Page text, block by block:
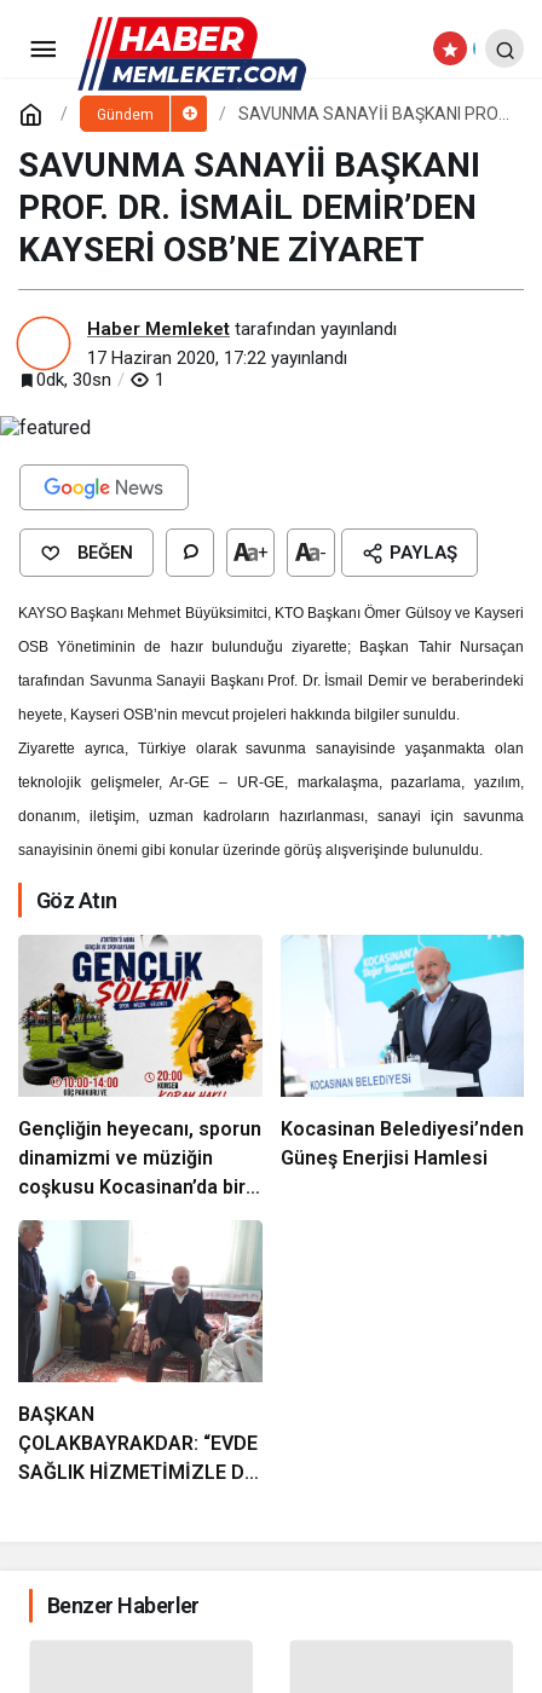
Gündem
SAVUNMA SANAYİİ BAŞKANI PROF.
OSB’NE ZİYARET
SAVUNMA SANAYİİ BAŞKANI
PROF. DR. İSMAİL DEMİR’DEN
KAYSERİ OSB’NE ZİYARET
Haber Memleket tarafından yayınlandı
17 Haziran 2020, 17:22 yayınlandı
0dk, 30sn
1
BEĞEN + - PAYLAŞ
KAYSO Başkanı Mehmet Büyüksimitci, KTO Başkanı Ömer Gülsoy ve Kayseri
OSB Yönetiminin de hazır bulunduğu ziyarette; Başkan Tahir Nursaçan
tarafından Savunma Sanayii Başkanı Prof. Dr. İsmail Demir ve beraberindeki
heyete, Kayseri OSB’nin mevcut projeleri hakkında bilgiler sunuldu.
Ziyarette ayrıca, Türkiye olarak savunma sanayisinde yaşanmakta olan
teknolojik gelişmeler,Ar-GE – UR-GE, markalaşma, pazarlama, yazılım,
donanım, iletişim, uzman kadroların hazırlanması, sanayi için savunma
sanayisinin önemi gibi konular üzerinde görüş alışverişinde bulunuldu.
Göz Atın
Gençliğin heyecanı, sporun
dinamizmi ve müziğin
coşkusu Kocasinan’da bir
araya geliyor!
Kocasinan Belediyesi’nden
Güneş Enerjisi Hamlesi
BAŞKAN
ÇOLAKBAYRAKDAR: “EVDE
SAĞLIK HİZMETİMİZLE DE
SAVUNMA SANAYİİ BAŞKANI
PROF. DR. İSMAİL DEMİR’DEN KAYSERİ
OSB’NE ZİYARET
Yorum Yap
Benzer Haberler